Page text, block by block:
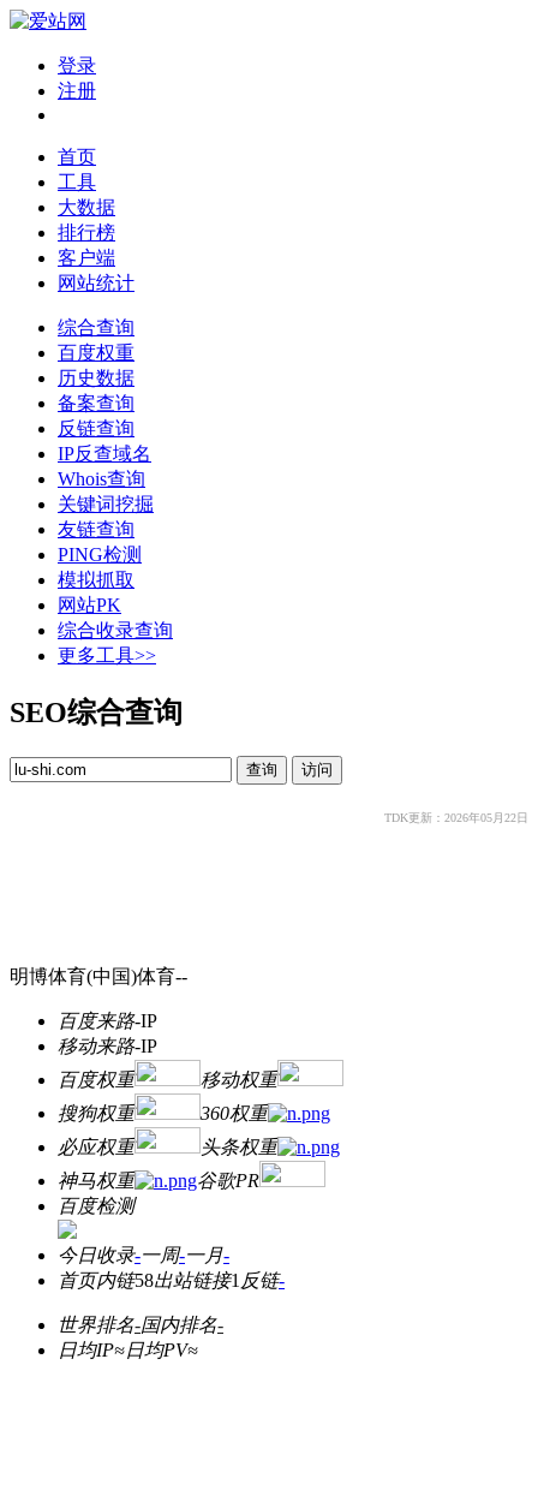
登录
注册
首页
工具
大数据
排行榜
客户端
网站统计
综合查询
百度权重
历史数据
备案查询
反链查询
IP反查域名
Whois查询
关键词挖掘
友链查询
PING检测
模拟抓取
网站PK
综合收录查询
更多工具>>
SEO综合查询
TDK更新：2026年05月22日
明博体育(中国)体育--
百度来路-IP
移动来路-IP
百度权重
移动权重
搜狗权重
360权重
必应权重
头条权重
神马权重
谷歌PR
百度检测
今日收录-一周-一月-
首页内链58出站链接1 反链-
世界排名-国内排名-
日均IP≈日均PV≈